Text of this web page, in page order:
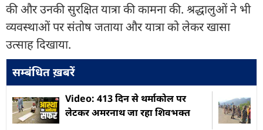
की और उनकी सुरक्षित यात्रा की कामना की. श्रद्धालुओं ने भी
व्यवस्थाओं पर संतोष जताया और यात्रा को लेकर खासा
उत्साह दिखाया.
सम्बंधित ख़बरें
Video: 413 दिन से थर्माकोल पर
लेटकर अमरनाथ जा रहा शिवभक्त